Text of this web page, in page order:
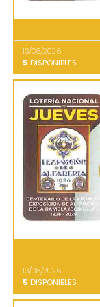
13/08/2026
5 DISPONIBLES
13/08/2026
5 DISPONIBLES